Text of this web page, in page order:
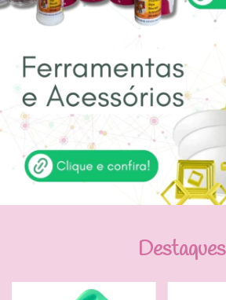
Destaques